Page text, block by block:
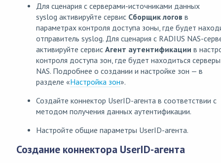
Для сценария с серверами-источниками данных
syslog активируйте сервис Сборщик логов в
параметрах контроля доступа зоны, где будет
отправитель syslog. Для сценария с RADIUS NAS-
активируйте сервис Агент аутентификации в
контроля доступа зон, где будет находиться
NAS. Подробнее о создании и настройке зон — в
разделе «Настройка зон».
Создайте коннектор UserID-агента в соответствии с
методом получения данных аутентификации.
Настройте общие параметры UserID-агента.
Создание коннектора UserID-агента